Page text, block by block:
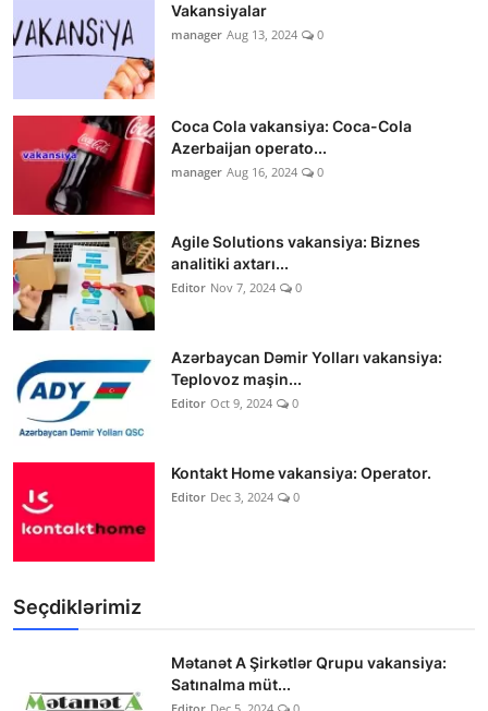
Vakansiyalar
manager Aug 13, 2024 0
Coca Cola vakansiya: Coca-Cola
Azerbaijan operato...
manager Aug 16, 2024 0
Agile Solutions vakansiya: Biznes
analitiki axtarı...
Editor Nov 7, 2024 0
Azərbaycan Dəmir Yolları vakansiya:
Teplovoz maşin...
Editor Oct 9, 2024 0
Kontakt Home vakansiya: Operator.
Editor Dec 3, 2024 0
Seçdiklərimiz
Mətanət A Şirkətlər Qrupu vakansiya:
Satınalma müt...